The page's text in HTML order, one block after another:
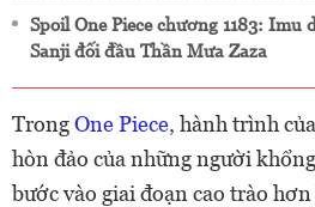
Spoil One Piece chương 1183:
Sanji đối đầu Thần Mưa Zaza
TrongOne Piece, hành trình
hòn đảo của những người
bước vào giai đoạn cao trào